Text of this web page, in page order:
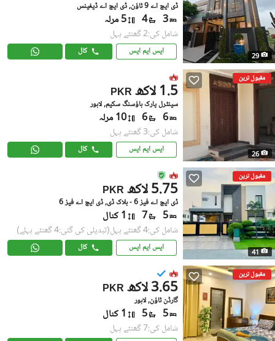
29
ڈی ایچ اے 9 ٹاؤن, ڈی ایچ اے ڈیفینس
3
4 5 مرلہ
شامل کی:2 گھنٹے پہل
ایس ایم ایس کال
مقبول ترین
26
PKR 1.5 لاکھ
سینٹرل پارک ہاؤسنگ سکیم, لاہور
6
6 10 مرلہ
شامل کی:3 گھنٹے پہل
ایس ایم ایس کال
مقبول ترین
41
PKR 5.75 لاکھ
ڈی ایچ اے فیز 6 - بلاک ڈی, ڈی ایچ اے فیز 6
5
7 1 کنال
شامل کی:4 گھنٹے پہل (تبدیلی کی گئی:4 گھنٹے پہلے)
ایس ایم ایس کال
مقبول ترین
PKR 3.65 لاکھ
گارڈن ٹاؤن, لاہور
5
5 1 کنال
شامل کی:7 گھنٹے پہل